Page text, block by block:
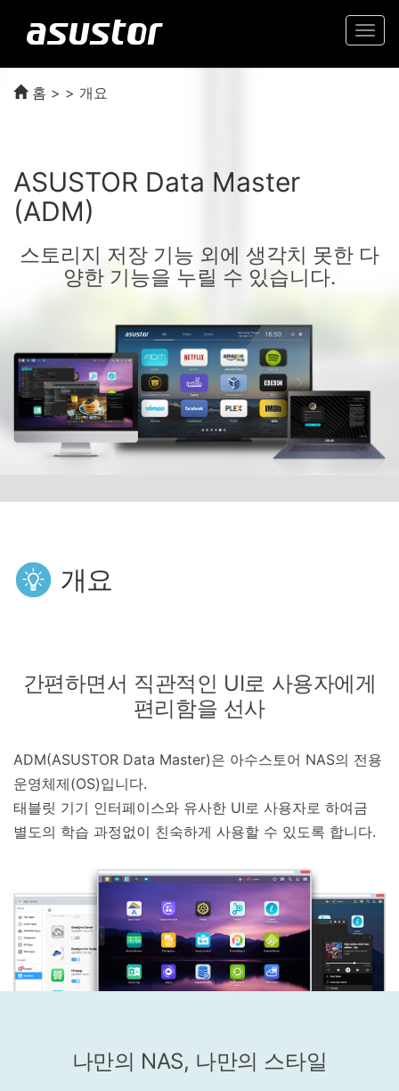
홈 > > 개요
ASUSTOR Data Master
(ADM)
스토리지 저장 기능 외에 생각치 못한 다
양한 기능을 누릴 수 있습니다.
개요
간편하면서 직관적인 UI로 사용자에게
편리함을 선사
ADM(ASUSTOR Data Master)은 아수스토어 NAS의 전용
운영체제(OS)입니다.
태블릿 기기 인터페이스와 유사한 UI로 사용자로 하여금
별도의 학습 과정없이 친숙하게 사용할 수 있도록 합니다.
나만의 NAS, 나만의 스타일